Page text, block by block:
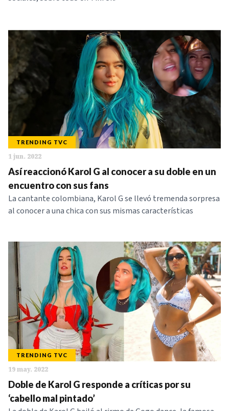
TRENDING TVC
1 jun. 2022
Así reaccionó Karol G al conocer a su doble en un
encuentro con sus fans
La cantante colombiana, Karol G se llevó tremenda sorpresa
al conocer a una chica con sus mismas características
TRENDING TVC
19 may. 2022
Doble de Karol G responde a críticas por su
‘cabello mal pintado’